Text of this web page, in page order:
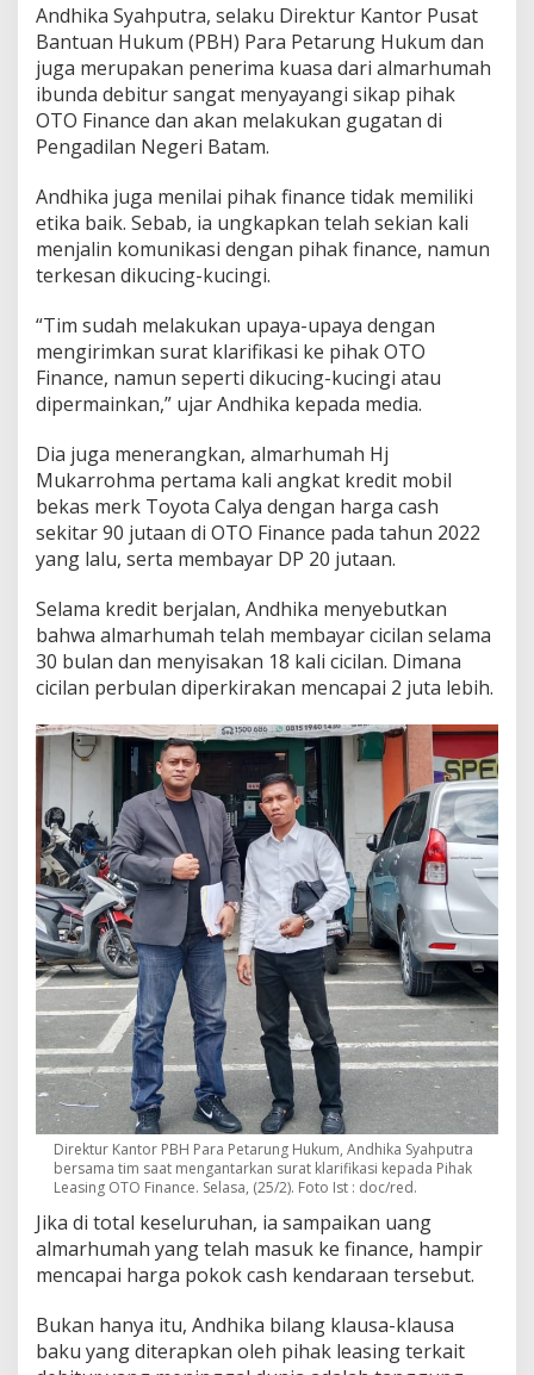
Andhika Syahputra, selaku Direktur Kantor Pusat
Bantuan Hukum (PBH) Para Petarung Hukum dan
juga merupakan penerima kuasa dari almarhumah
ibunda debitur sangat menyayangi sikap pihak
OTO Finance dan akan melakukan gugatan di
Pengadilan Negeri Batam.
Andhika juga menilai pihak finance tidak memiliki
etika baik. Sebab, ia ungkapkan telah sekian kali
menjalin komunikasi dengan pihak finance, namun
terkesan dikucing-kucingi.
“Tim sudah melakukan upaya-upaya dengan
mengirimkan surat klarifikasi ke pihak OTO
Finance, namun seperti dikucing-kucingi atau
dipermainkan,” ujar Andhika kepada media.
Dia juga menerangkan, almarhumah Hj
Mukarrohma pertama kali angkat kredit mobil
bekas merk Toyota Calya dengan harga cash
sekitar 90 jutaan di OTO Finance pada tahun 2022
yang lalu, serta membayar DP 20 jutaan.
Selama kredit berjalan, Andhika menyebutkan
bahwa almarhumah telah membayar cicilan selama
30 bulan dan menyisakan 18 kali cicilan. Dimana
cicilan perbulan diperkirakan mencapai 2 juta lebih.
Direktur Kantor PBH Para Petarung Hukum, Andhika Syahputra
bersama tim saat mengantarkan surat klarifikasi kepada Pihak
Leasing OTO Finance. Selasa, (25/2). Foto Ist : doc/red.
Jika di total keseluruhan, ia sampaikan uang
almarhumah yang telah masuk ke finance, hampir
mencapai harga pokok cash kendaraan tersebut.
Bukan hanya itu, Andhika bilang klausa-klausa
baku yang diterapkan oleh pihak leasing terkait